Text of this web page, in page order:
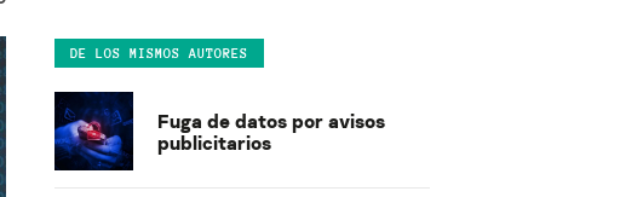
DE LOS MISMOS AUTORES
Fuga de datos por avisos
publicitarios